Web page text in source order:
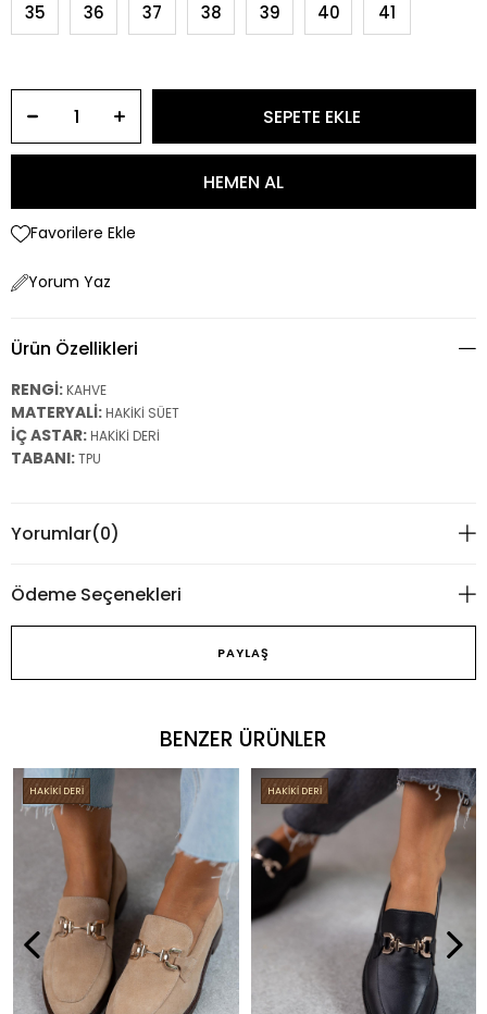
35
36 37 38 39 40 41
Favorilere Ekle
Yorum Yaz
Ürün Özellikleri
RENGİ: KAHVE
MATERYALİ: HAKİKİ SÜET
İÇ ASTAR: HAKİKİ DERİ
TABANI:TPU
Yorumlar(0)
Ödeme Seçenekleri
PAYLAŞ
BENZER ÜRÜNLER
HAKİKİ DERİ HAKİKİ DERİ